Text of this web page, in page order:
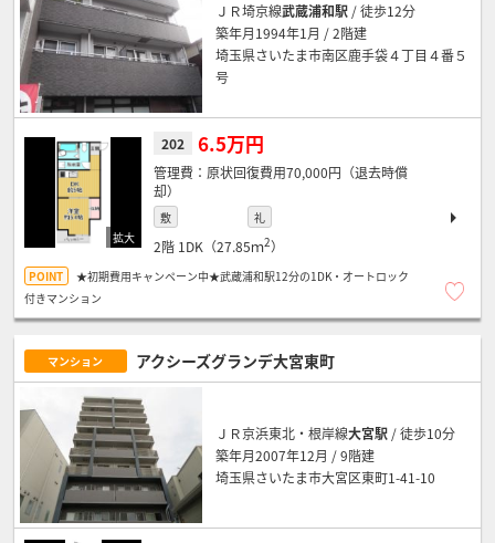
ＪＲ埼京線武蔵浦和駅 / 徒歩12分
築年月1994年1月 / 2階建
埼玉県さいたま市南区鹿手袋４丁目４番５
号
202 6.5万円
原状回復費用70,000円（退去時償
却）
敷 礼
2階 1DK（27.85ｍ2）
★初期費用キャンペーン中★武蔵浦和駅12分の1DK・オートロック
付きマンション
マンション アクシーズグランデ大宮東町
ＪＲ京浜東北・根岸線大宮駅 / 徒歩10分
築年月2007年12月 / 9階建
埼玉県さいたま市大宮区東町1-41-10